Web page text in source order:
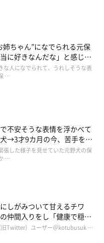
こともあります。
っていたりします。
ているのでしょうか。
と同じものなのでしょう
ているのでしょうか。
です。
んなところに負担がかか
姉ちゃん”になでられる元保
に好きなんだな」と感じる
り
な人になでられて、うれしそうな表
…
不安そうな表情を浮かべて
→3才9カ月の今、苦手を克
コに成長！
張した様子を見せていた元野犬の保
…
しがみついて甘えるチワ
仲間入りをし「健康で穏や
続いてほしい」と願う
旧Twitter）ユーザー＠kotubusuk …